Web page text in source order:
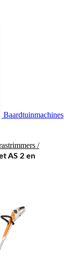
Baardtuinmachines
/
AS 2 en